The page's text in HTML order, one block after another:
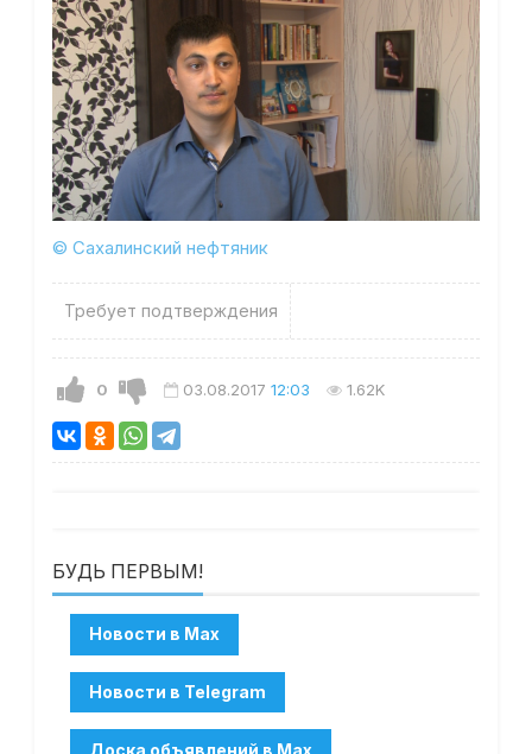
© Сахалинский нефтяник
Требует подтверждения
0 03.08.2017 12:03 1.62K
БУДЬ ПЕРВЫМ!